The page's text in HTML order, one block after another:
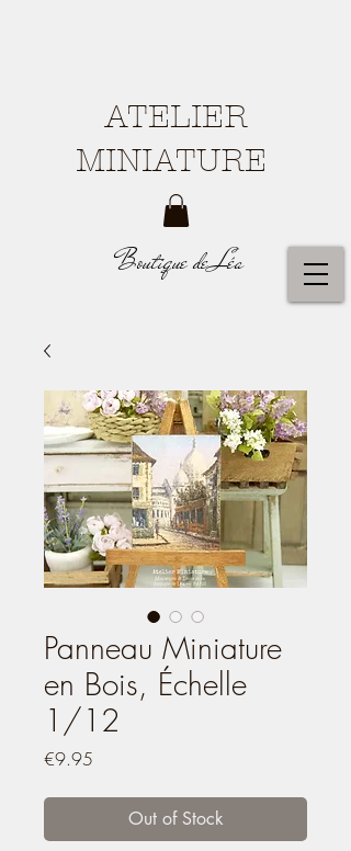
Boutique de Léa
ATELIER
MINIATURE
Panneau Miniature
en Bois, Échelle
1/12
€9.95
Out of Stock